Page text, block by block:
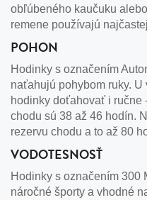
obľúbeného kaučuku
remene používajú
POHON
Hodinky s označením
naťahujú pohybom ruky.
hodinky doťahovať i ručne
chodu sú 38 až 46 hodín.
rezervu chodu a to až 80
VODOTESNOSŤ
Hodinky s označením 300
náročné športy a vhodné